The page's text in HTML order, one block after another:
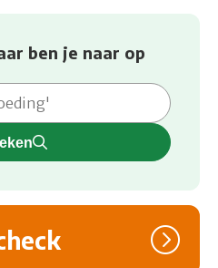
ben je naar op